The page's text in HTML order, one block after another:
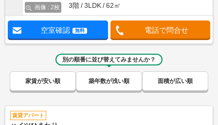
画像 : 2枚
3階
3LDK 62㎡
空室確認 無料 電話で問合せ
別の順番に並び替えてみませんか？
家賃が安い順 築年数が浅い順 面積が広い順
賃貸アパート